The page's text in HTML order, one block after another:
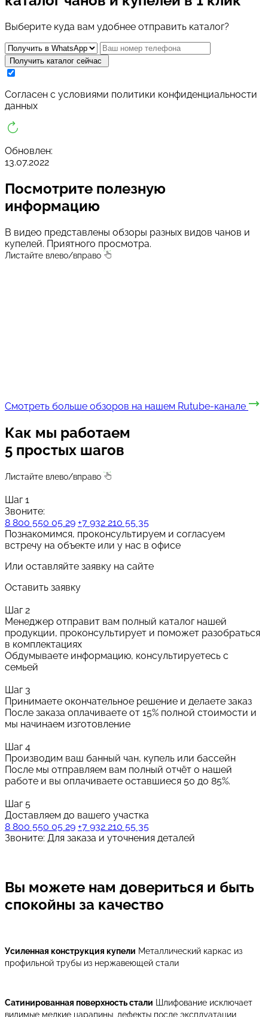
Выберите куда вам удобнее отправить каталог?
Получить каталог сейчас
Cогласен с условиями политики конфиденциальности
данных
Обновлен:
13.07.2022
Посмотрите полезную
информацию
В видео представлены обзоры разных видов чанов и
купелей. Приятного просмотра.
Листайте влево/вправо
Смотреть больше обзоров на нашем Rutube-канале
Как мы работаем
5 простых шагов
Листайте влево/вправо
Шаг 1
Звоните:
8 800 550 05 29 +7 932 210 55 35
Познакомимся, проконсультируем и согласуем
встречу на объекте или у нас в офисе
Или оставляйте заявку на сайте
Оставить заявку
Шаг 2
Менеджер отправит вам полный каталог нашей
продукции, проконсультирует и поможет разобраться
в комплектациях
Обдумываете информацию, консультируетесь с
семьей
Шаг 3
Принимаете окончательное решение и делаете заказ
После заказа оплачиваете от 15% полной стоимости и
мы начинаем изготовление
Шаг 4
Производим ваш банный чан, купель или бассейн
После мы отправляем вам полный отчёт о нашей
работе и вы оплачиваете оставшиеся 50 до 85%.
Шаг 5
Доставляем до вашего участка
8 800 550 05 29 +7 932 210 55 35
Звоните: Для заказа и уточнения деталей
Вы можете нам довериться и быть
спокойны за качество
Усиленная конструкция купели Металлический каркас из
профильной трубы из нержавеющей стали
Сатинированная поверхность стали Шлифование исключает
видимые мелкие царапины, дефекты после эксплуатации